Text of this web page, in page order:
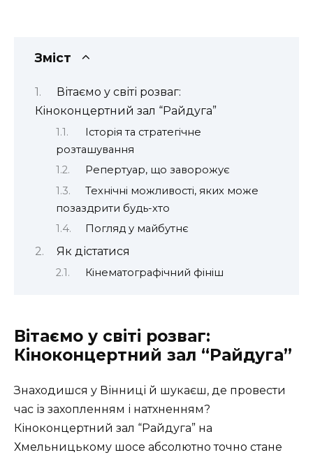
Зміст
Вітаємо у світі розваг:
Кіноконцертний зал “Райдуга”
Історія та стратегічне
розташування
Репертуар, що заворожує
Технічні можливості, яких може
позаздрити будь-хто
Погляд у майбутнє
Як дістатися
Кінематографічний фініш
Вітаємо у світі розваг:
Кіноконцертний зал “Райдуга”
Знаходишся у Вінниці й шукаєш, де провести
час із захопленням і натхненням?
Кіноконцертний зал “Райдуга” на
Хмельницькому шосе абсолютно точно стане